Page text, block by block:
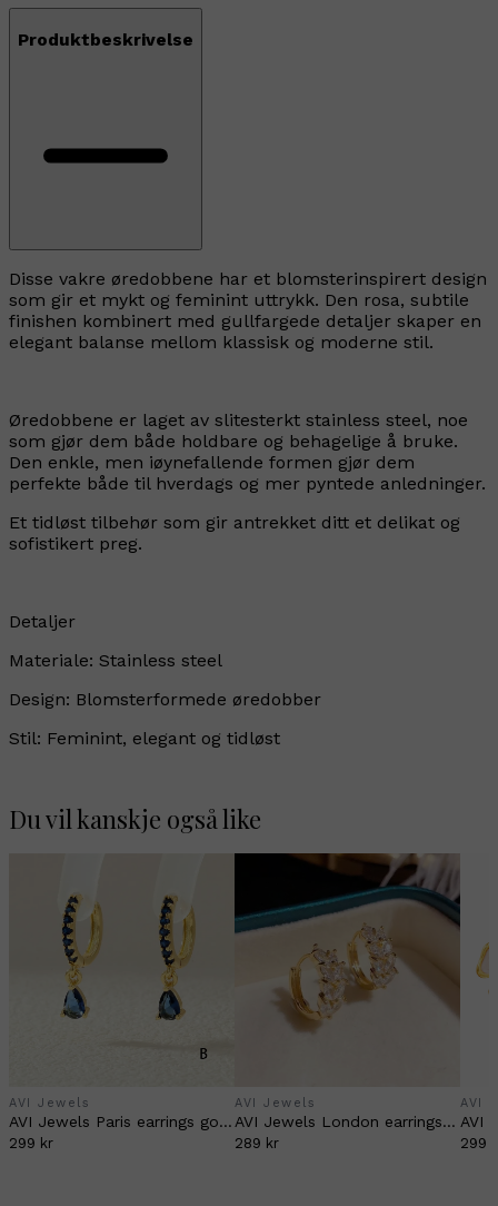
Produktbeskrivelse
Disse vakre øredobbene har et blomsterinspirert design
som gir et mykt og feminint uttrykk. Den rosa, subtile
finishen kombinert med gullfargede detaljer skaper en
elegant balanse mellom klassisk og moderne stil.
Øredobbene er laget av slitesterkt stainless steel, noe
som gjør dem både holdbare og behagelige å bruke.
Den enkle, men iøynefallende formen gjør dem
perfekte både til hverdags og mer pyntede anledninger.
Et tidløst tilbehør som gir antrekket ditt et delikat og
sofistikert preg.
Detaljer
Materiale: Stainless steel
Design: Blomsterformede øredobber
Stil: Feminint, elegant og tidløst
Du vil kanskje også like
AVI Jewels
AVI Jewels Paris earrings gold/blue
299 kr
AVI Jewels
AVI Jewels London earrings gold
289 kr
AVI
299